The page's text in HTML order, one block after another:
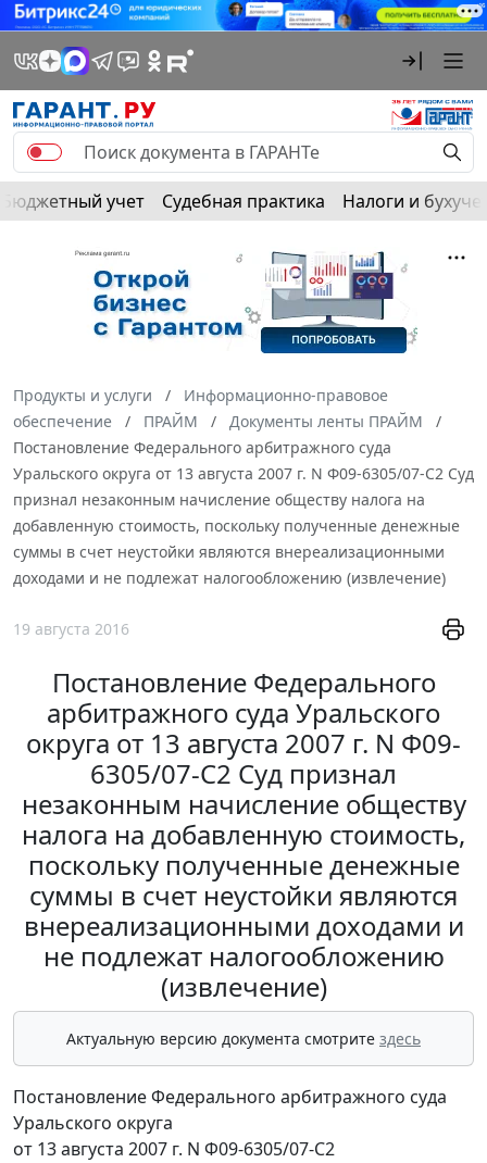
Бюджетный учет Судебная практика Налоги и
Продукты и услуги
Информационно-правовое
обеспечение
ПРАЙМ
Документы ленты ПРАЙМ
Постановление Федерального арбитражного суда
Уральского округа от 13 августа 2007 г. N Ф09-6305/07-С2 Суд
признал незаконным начисление обществу налога на
добавленную стоимость, поскольку полученные денежные
суммы в счет неустойки являются внереализационными
доходами и не подлежат налогообложению (извлечение)
19 августа 2016
Постановление Федерального
арбитражного суда Уральского
округа от 13 августа 2007 г. N Ф09-
6305/07-С2 Суд признал
незаконным начисление обществу
налога на добавленную стоимость,
поскольку полученные денежные
суммы в счет неустойки являются
внереализационными доходами и
не подлежат налогообложению
(извлечение)
Актуальную версию документа смотрите здесь
Постановление Федерального арбитражного суда
Уральского округа
от 13 августа 2007 г. N Ф09-6305/07-С2